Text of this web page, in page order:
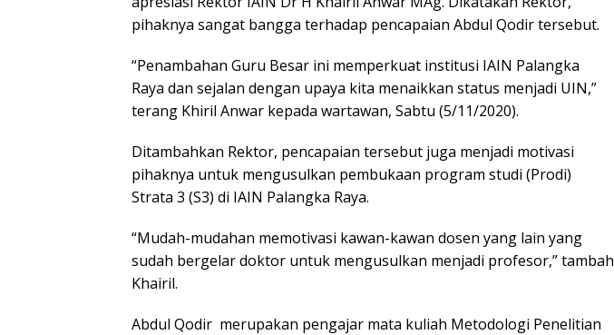
pihaknya sangat bangga terhadap pencapaian Abdul Qodir tersebut.
“Penambahan Guru Besar ini memperkuat institusi IAIN Palangka
Raya dan sejalan dengan upaya kita menaikkan status menjadi UIN,”
terang Khiril Anwar kepada wartawan, Sabtu (5/11/2020).
Ditambahkan Rektor, pencapaian tersebut juga menjadi motivasi
pihaknya untuk mengusulkan pembukaan program studi (Prodi)
Strata 3 (S3) di IAIN Palangka Raya.
“Mudah-mudahan memotivasi kawan-kawan dosen yang lain yang
sudah bergelar doktor untuk mengusulkan menjadi profesor,” tambah
Khairil.
Abdul Qodir merupakan pengajar mata kuliah Metodologi Penelitian